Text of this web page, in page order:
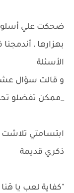
ضحكت علي
بهزارها ،
الأسئلة
و قالت سؤال
_ممكن تفضلو
ابتسامتي تلاشت
ذكري قديمة
"كفاية لعب يا